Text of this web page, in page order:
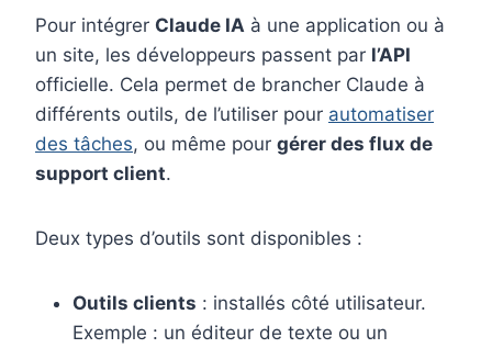
Pour intégrer Claude IA à une application ou à
un site, les développeurs passent par l’API
officielle. Cela permet de brancher Claude à
différents outils, de l’utiliser pour automatiser
des tâches, ou même pour gérer des flux de
support client.
Deux types d’outils sont disponibles :
Outils clients : installés côté utilisateur.
Exemple : un éditeur de texte ou un